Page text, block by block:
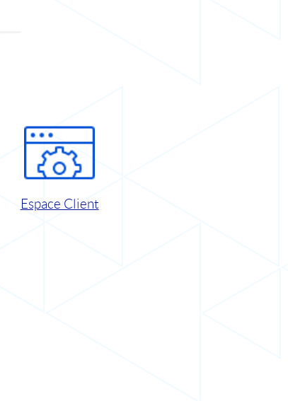
Espace Client